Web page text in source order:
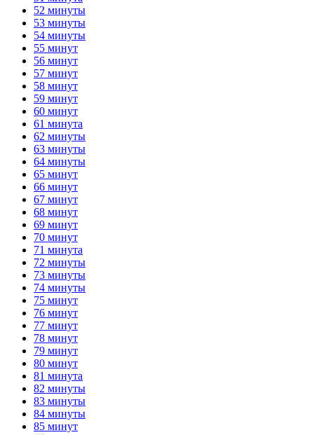
52 минуты
53 минуты
54 минуты
55 минут
56 минут
57 минут
58 минут
59 минут
60 минут
61 минута
62 минуты
63 минуты
64 минуты
65 минут
66 минут
67 минут
68 минут
69 минут
70 минут
71 минута
72 минуты
73 минуты
74 минуты
75 минут
76 минут
77 минут
78 минут
79 минут
80 минут
81 минута
82 минуты
83 минуты
84 минуты
85 минут